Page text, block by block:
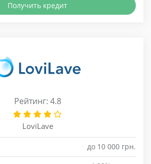
Получить кредит
Рейтинг: 4.8
LoviLave
до 10 000 грн.